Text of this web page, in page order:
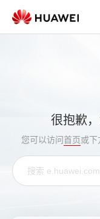
很抱歉
您可以访问首页或下